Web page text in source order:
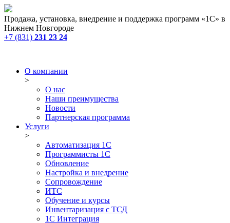
Продажа, установка, внедрение и поддержка программ «1С» в
Нижнем Новгороде
+7 (831) 231 23 24
О компании
>
О нас
Наши преимущества
Новости
Партнерская программа
Услуги
>
Автоматизация 1С
Программисты 1С
Обновление
Настройка и внедрение
Сопровождение
ИТС
Обучение и курсы
Инвентаризация с ТСД
1С Интеграция